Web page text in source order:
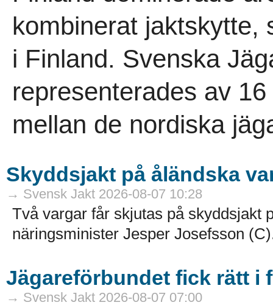
kombinerat jaktskytte,
i Finland. Svenska
representerades av
mellan de nordiska
Skyddsjakt på åländska
→ Svensk Jakt 2026-08-07 10:28
Två vargar får skjutas på skyddsjakt
näringsminister Jesper Josefsson
Jägareförbundet fick rätt i
→ Svensk Jakt 2026-08-07 07:00